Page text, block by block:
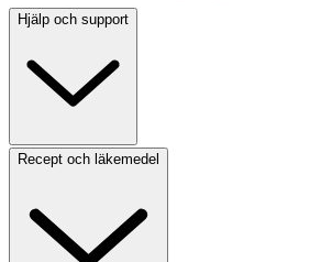
Hjälp och support
Recept och läkemedel